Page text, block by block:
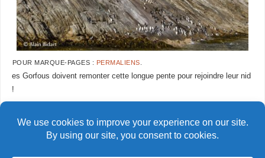
POUR MARQUE-PAGES : PERMALIENS
es Gorfous doivent remonter cette longue pente pour rejoindre leur nid
!
AlainBidart-Snares19 copie AlainBidart-Snares21 copie